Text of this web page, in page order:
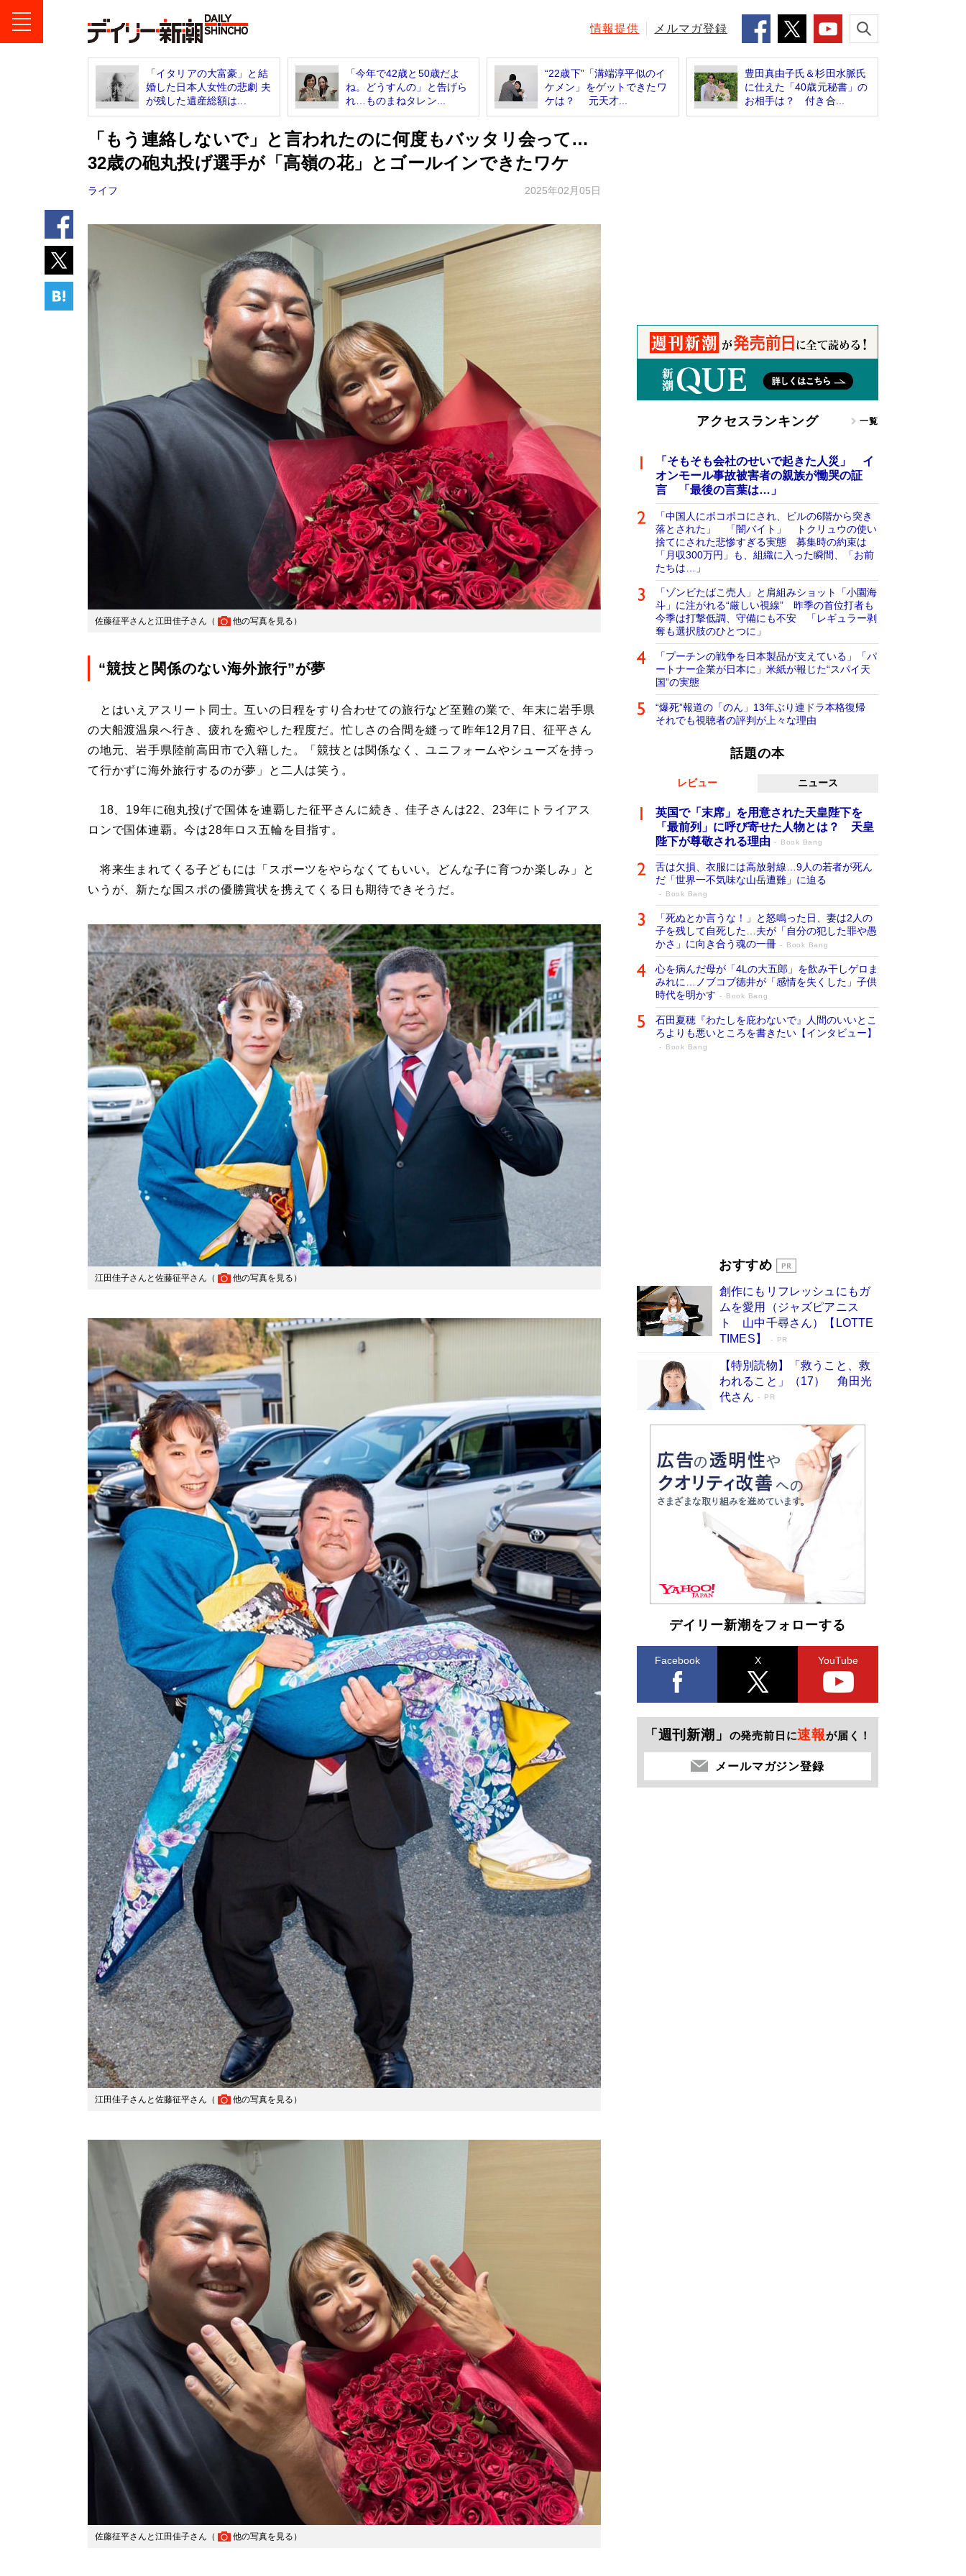
情報提供 メルマガ登録
「イタリアの大富豪」と結
婚した日本人女性の悲劇 夫
が残した遺産総額は...
「今年で42歳と50歳だよ
ね。どうすんの」と告げら
れ…ものまねタレン...
“22歳下”「溝端淳平似のイ
ケメン」をゲットできたワ
ケは？ 元天才...
豊田真由子氏＆杉田水脈氏
に仕えた「40歳元秘書」の
お相手は？ 付き合...
「もう連絡しないで」と言われたのに何度もバッタリ会って…
32歳の砲丸投げ選手が「高嶺の花」とゴールインできたワケ
ライフ 2025年02月05日
佐藤征平さんと江田佳子さん（ 他の写真を見る ）
“競技と関係のない海外旅行”が夢
とはいえアスリート同士。互いの日程をすり合わせての旅行など至難の業で、年末に岩手県
の大船渡温泉へ行き、疲れを癒やした程度だ。忙しさの合間を縫って昨年12月7日、征平さん
の地元、岩手県陸前高田市で入籍した。「競技とは関係なく、ユニフォームやシューズを持っ
て行かずに海外旅行するのが夢」と二人は笑う。
18、19年に砲丸投げで国体を連覇した征平さんに続き、佳子さんは22、23年にトライアス
ロンで国体連覇。今は28年ロス五輪を目指す。
将来生まれてくる子どもには「スポーツをやらなくてもいい。どんな子に育つか楽しみ」と
いうが、新たな国スポの優勝賞状を携えてくる日も期待できそうだ。
江田佳子さんと佐藤征平さん（ 他の写真を見る ）
江田佳子さんと佐藤征平さん（ 他の写真を見る ）
佐藤征平さんと江田佳子さん（ 他の写真を見る ）
アクセスランキング 一覧
「そもそも会社のせいで起きた人災」 イ
オンモール事故被害者の親族が慟哭の証
言 「最後の言葉は…」
「中国人にボコボコにされ、ビルの6階から突き
落とされた」 「闇バイト」 トクリュウの使い
捨てにされた悲惨すぎる実態 募集時の約束は
「月収300万円」も、組織に入った瞬間、「お前
たちは…」
「ゾンビたばこ売人」と肩組みショット「小園海
斗」に注がれる“厳しい視線” 昨季の首位打者も
今季は打撃低調、守備にも不安 「レギュラー剥
奪も選択肢のひとつに」
「プーチンの戦争を日本製品が支えている」「パ
ートナー企業が日本に」米紙が報じた“スパイ天
国”の実態
“爆死”報道の「のん」13年ぶり連ドラ本格復帰
それでも視聴者の評判が上々な理由
話題の本
レビュー ニュース
英国で「末席」を用意された天皇陛下を
「最前列」に呼び寄せた人物とは？ 天皇
陛下が尊敬される理由
Book Bang
舌は欠損、衣服には高放射線…9人の若者が死ん
だ「世界一不気味な山岳遭難」に迫る
Book Bang
「死ぬとか言うな！」と怒鳴った日、妻は2人の
子を残して自死した…夫が「自分の犯した罪や愚
かさ」に向き合う魂の一冊
Book Bang
心を病んだ母が「4Lの大五郎」を飲み干しゲロま
みれに…ノブコブ徳井が「感情を失くした」子供
時代を明かす
Book Bang
石田夏穂『わたしを庇わないで』人間のいいとこ
ろよりも悪いところを書きたい【インタビュー】
Book Bang
開発への関心を押し上げた18年の物語に幕 特装
Book Bang
友近氏、絶賛！ 鎌倉を舞台に、孤独を抱えた
人々が新たな一歩を踏み出す連作短篇集『海のほ
とりのプラネット』試し読み
おすすめ
創作にもリフレッシュにもガ
ムを愛用（ジャズピアニス
ト 山中千尋さん）【LOTTE
TIMES】
PR
【特別読物】「救うこと、救
われること」（17） 角田光
代さん
PR
デイリー新潮をフォローする
Facebook X YouTube
「週刊新潮」 の発売前日に速報が届く！
メールマガジン登録